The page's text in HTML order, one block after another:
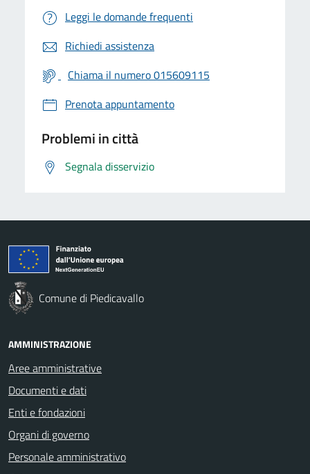
Leggi le domande frequenti
Richiedi assistenza
Chiama il numero 015609115
Prenota appuntamento
Problemi in città
Segnala disservizio
Comune di Piedicavallo
AMMINISTRAZIONE
Aree amministrative
Documenti e dati
Enti e fondazioni
Organi di governo
Personale amministrativo